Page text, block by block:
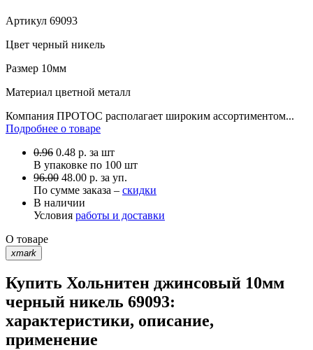
Артикул 69093
Цвет черный никель
Размер 10мм
Материал цветной металл
Компания ПРОТОС располагает широким ассортиментом...
Подробнее о товаре
0.96 0.48 р. за шт
В упаковке по 100 шт
96.00 48.00 р. за уп.
По сумме заказа – скидки
В наличии
Условия работы и доставки
О товаре
xmark
Купить Хольнитен джинсовый 10мм
черный никель 69093:
характеристики, описание,
применение